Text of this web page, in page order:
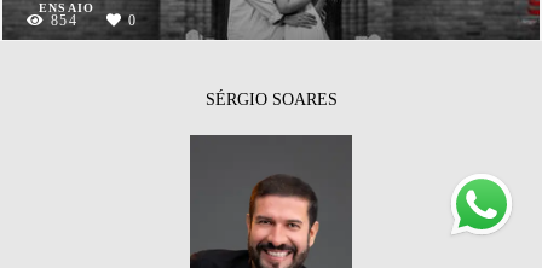
ENSAIO
854 0
SÉRGIO SOARES